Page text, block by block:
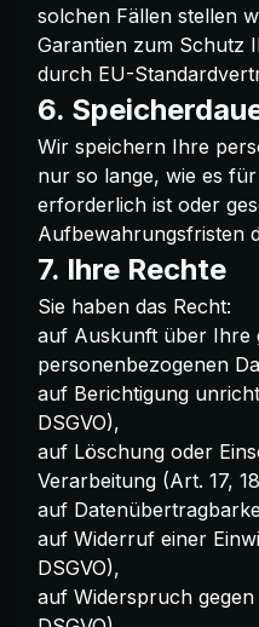
solchen Fällen stellen
Garantien zum Schutz
durch EU-
6.
Wir speichern Ihre
nur so lange, wie es
erforderlich ist oder
Aufbewahrungsfristen
7. Ihre Rechte
Sie haben das Recht:
auf Auskunft über Ihre
personenbezogenen
auf Berichtigung
DSGVO),
auf Löschung oder
Verarbeitung (Art. 17,
auf
auf Widerruf einer
DSGVO),
auf Widerspruch